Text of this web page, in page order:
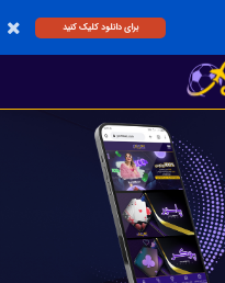
برای دانلود کلیک کنید